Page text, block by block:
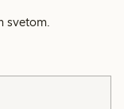
svetom.